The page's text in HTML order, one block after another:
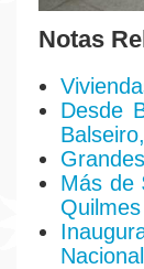
Notas
Desde
Más de